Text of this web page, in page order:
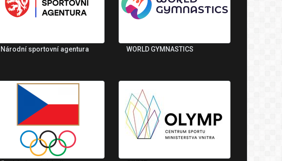
Národní sportovní agentura WORLD GYMNASTICS